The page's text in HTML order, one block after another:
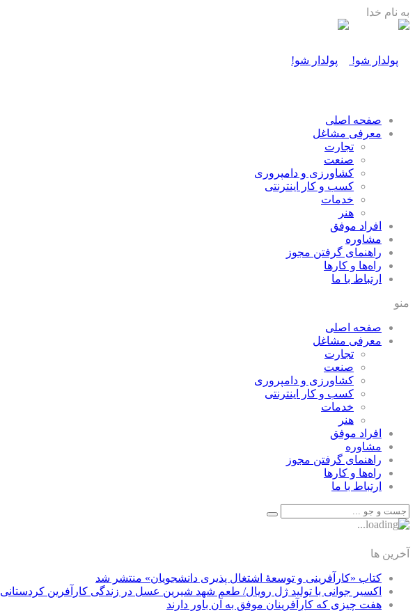
به نام خدا
صفحه اصلی
معرفی مشاغل
تجارت
صنعت
كشاورزی و دامپروری
كسب و كار اينترنتی
خدمات
هنر
افراد موفق
مشاوره
راهنمای گرفتن مجوز
راه‌ها و كارها
ارتباط با ما
منو
صفحه اصلی
معرفی مشاغل
تجارت
صنعت
كشاورزی و دامپروری
كسب و كار اينترنتی
خدمات
هنر
افراد موفق
مشاوره
راهنمای گرفتن مجوز
راه‌ها و كارها
ارتباط با ما
آخرین ها
کتاب «کارآفرینی و توسعۀ اشتغال پذیری دانشجویان» منتشر شد
اکسیر جوانی با تولید ژل رویال/ طعم شهد شیرین عسل‌ در زندگی کارآفرین کردستانی
هفت چیزی که کارآفرینان موفق به آن باور دارند